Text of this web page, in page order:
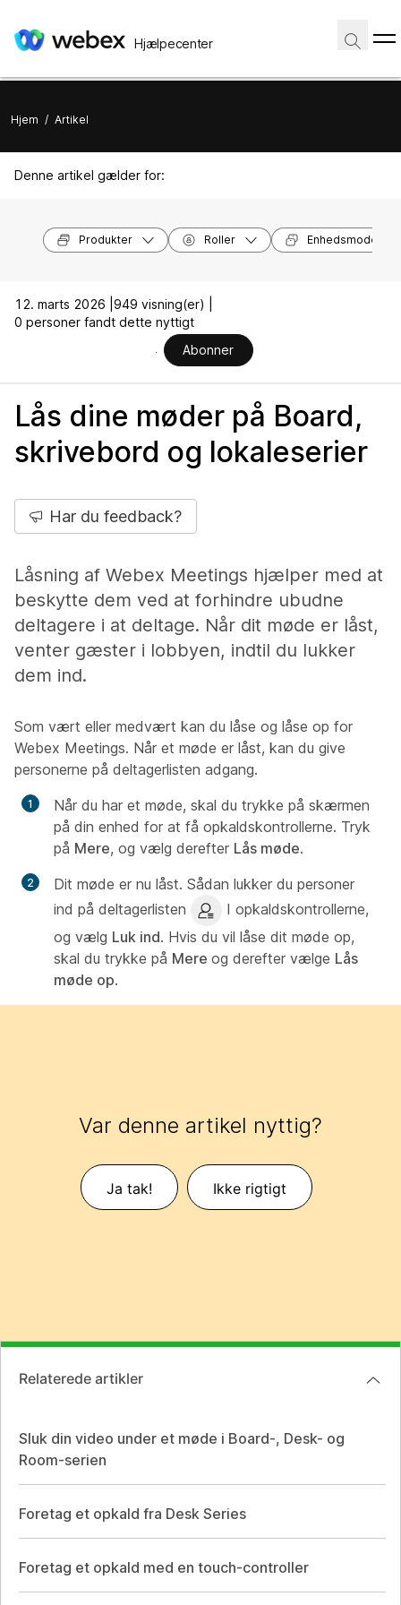
Hjælpecenter
Hjem / Artikel
Denne artikel gælder for:
Produkter Roller Enhedsmodeller
12. marts 2026 | 949 visning(er) |
0 personer fandt dette nyttigt
Abonner
Lås dine møder på Board,
skrivebord og lokaleserier
Har du feedback?
Låsning af Webex Meetings hjælper med at
beskytte dem ved at forhindre ubudne
deltagere i at deltage. Når dit møde er låst,
venter gæster i lobbyen, indtil du lukker
dem ind.
Som vært eller medvært kan du låse og låse op for
Webex Meetings. Når et møde er låst, kan du give
personerne på deltagerlisten adgang.
Når du har et møde, skal du trykke på skærmen
på din enhed for at få opkaldskontrollerne. Tryk
på Mere, og vælg derefter Lås møde.
Dit møde er nu låst. Sådan lukker du personer
ind på deltagerlisten
I opkaldskontrollerne,
og vælg Luk ind. Hvis du vil låse dit møde op,
skal du trykke på Mere og derefter vælge Lås
møde op.
Var denne artikel nyttig?
Ja tak! Ikke rigtigt
Relaterede artikler
Sluk din video under et møde i Board-, Desk- og
Room-serien
Foretag et opkald fra Desk Series
Foretag et opkald med en touch-controller